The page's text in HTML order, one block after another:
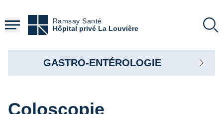
contenu
principal
Ramsay Santé
Hôpital privé La Louvière
Coloscopie
GASTRO-ENTÉROLOGIE